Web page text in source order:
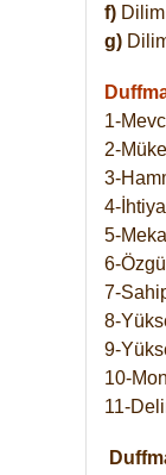
f)
g)
1-
2-
3-
4-
5-
6-
7-
8-
9-
10-
11-